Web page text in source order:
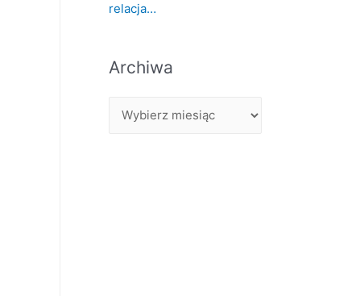
relacja…
Archiwa